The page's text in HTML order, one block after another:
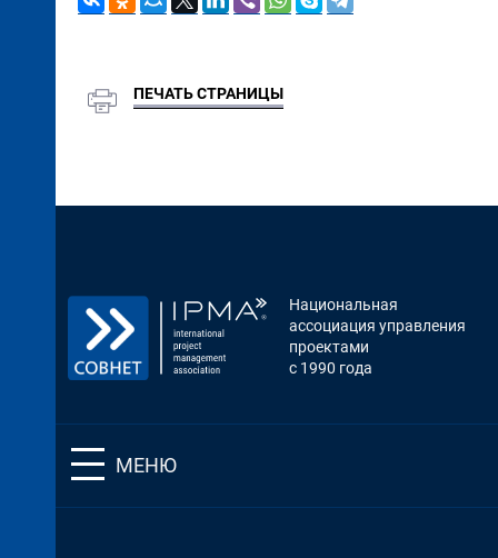
ПЕЧАТЬ СТРАНИЦЫ
Национальная
ассоциация управления
проектами
с 1990 года
МЕНЮ